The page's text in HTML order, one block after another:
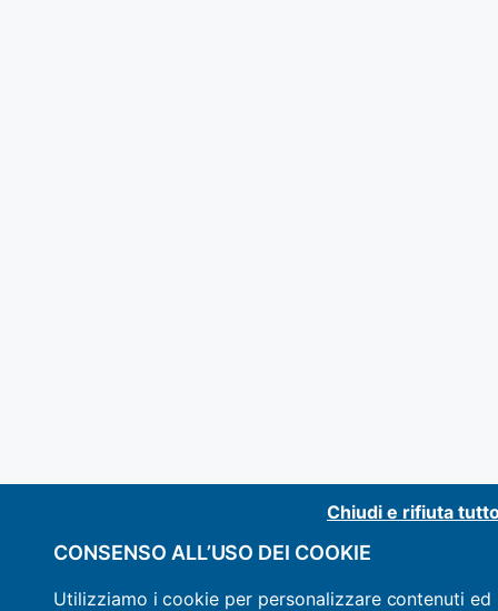
Chiudi e rifiuta
CONSENSO ALL’USO DEI COOKIE
Utilizziamo i cookie per personalizzare contenuti ed